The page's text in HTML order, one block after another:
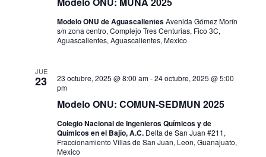
e
v
s
t
a
n
Modelo ONU de AguascalientesAvenida Gómez Morín
s/n zona centro, Complejo Tres Centurias, Fico 3C,
Aguascalientes, Aguascalientes, Mexico
JUE
23
Modelo ONU: COMUN-SEDMUN 2025
23 octubre, 2025 @ 8:00 am-24 octubre, 2025 @ 5:00
pm
Colegio Nacional de Ingenieros Químicos y de
Químicos en el Bajío, A.C. Delta de San Juan #211,
Fraccionamiento Villas de San Juan, Leon, Guanajuato,
Mexico